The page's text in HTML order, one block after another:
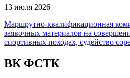
13 июля 2026
Маршрутно-квалификационная
заявочных материалов на
спортивных походах, судейство
ВК ФСТК